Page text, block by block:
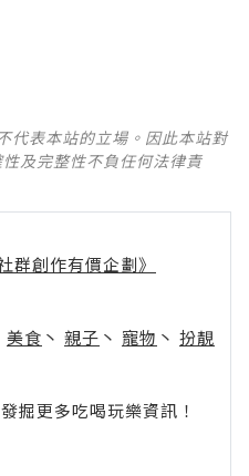
代表本站的立場。因此本站對
及完整性不負任何法律責
群創作有價企劃》
美食 丶 親子 丶 寵物 丶 扮靚
掘更多吃喝玩樂資訊！